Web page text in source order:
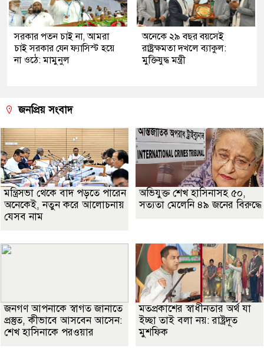
সরকার পতন চাই না, আমরা
চাই সরকার যেন ফ্যাসিস্ট হয়ে
না ওঠে: মামুনুল
অনেকে ২৯ বছর বয়সেই
রাষ্ট্রক্ষমতা দখলে ব্যাকুল:
মুক্তিযুদ্ধ মন্ত্রী
জনপ্রিয় সংবাদ
মন্ত্রিসভা থেকে বাদ পড়তে পারেন
অনেকেই, নতুন করে আলোচনায়
যেসব নাম
অভিযুক্ত শেখ হাসিনাসহ ৫০,
সত্যতা মেলেনি ৪৯ জনের বিরুদ্ধে
জনগণ আপনাকে স্বাগত জানাতে
প্রস্তুত, কীভাবে আসবেন আসেন:
শেখ হাসিনাকে পরওয়ার
মতপ্রকাশের স্বাধীনতার অর্থ যা
ইচ্ছা তাই বলা নয়: রাষ্ট্রদূত
মুশফিক